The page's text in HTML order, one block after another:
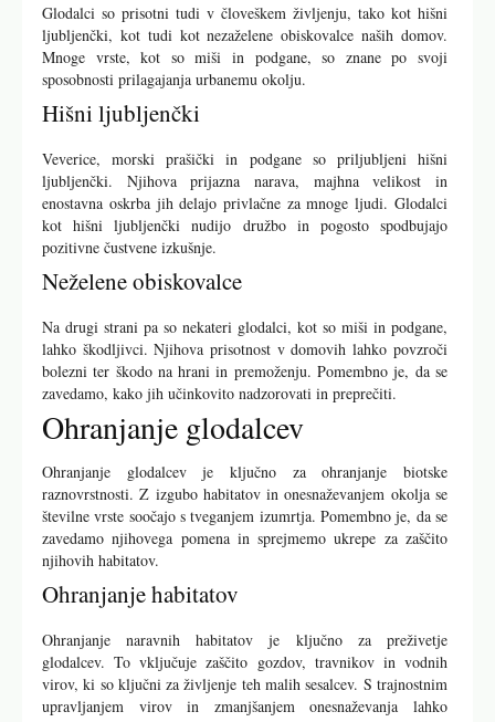
Glodalci so prisotni tudi v človeškem življenju, tako kot hišni
ljubljenčki, kot tudi kot nezaželene obiskovalce naših domov.
Mnoge vrste, kot so miši in podgane, so znane po svoji
sposobnosti prilagajanja urbanemu okolju.
Hišni ljubljenčki
Veverice, morski prašički in podgane so priljubljeni hišni
ljubljenčki. Njihova prijazna narava, majhna velikost in
enostavna oskrba jih delajo privlačne za mnoge ljudi. Glodalci
kot hišni ljubljenčki nudijo družbo in pogosto spodbujajo
pozitivne čustvene izkušnje.
Neželene obiskovalce
Na drugi strani pa so nekateri glodalci, kot so miši in podgane,
lahko škodljivci. Njihova prisotnost v domovih lahko povzroči
bolezni ter škodo na hrani in premoženju. Pomembno je, da se
zavedamo, kako jih učinkovito nadzorovati in preprečiti.
Ohranjanje glodalcev
Ohranjanje glodalcev je ključno za ohranjanje biotske
raznovrstnosti. Z izgubo habitatov in onesnaževanjem okolja se
številne vrste soočajo s tveganjem izumrtja. Pomembno je, da se
zavedamo njihovega pomena in sprejmemo ukrepe za zaščito
njihovih habitatov.
Ohranjanje habitatov
Ohranjanje naravnih habitatov je ključno za preživetje
glodalcev. To vključuje zaščito gozdov, travnikov in vodnih
virov, ki so ključni za življenje teh malih sesalcev. S trajnostnim
upravljanjem virov in zmanjšanjem onesnaževanja lahko